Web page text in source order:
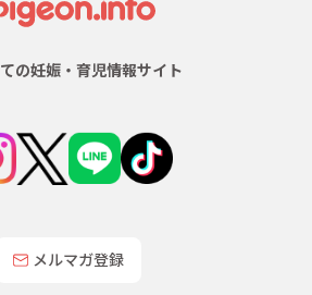
の妊娠・育児情報サイト
メルマガ登録